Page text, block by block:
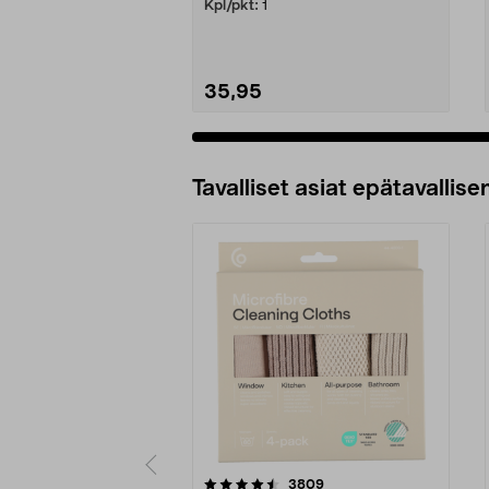
Kpl/pkt: 1
35,95
Tavalliset asiat
3809arvostelut
4.5viidestä